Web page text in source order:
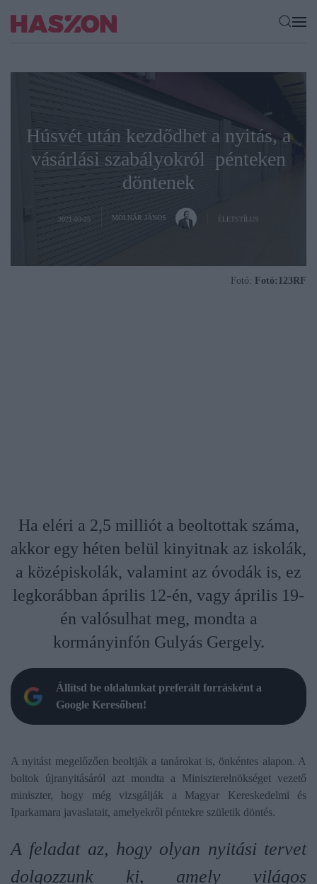
Húsvét után kezdődhet a nyitás, a
vásárlási szabályokról pénteken
döntenek
2021-03-25 MOLNÁR JÁNOS ÉLETSTÍLUS
Fotó: Fotó:123RF
Ha eléri a 2,5 milliót a beoltottak száma,
akkor egy héten belül kinyitnak az iskolák,
a középiskolák, valamint az óvodák is, ez
legkorábban április 12-én, vagy április 19-
én valósulhat meg, mondta a
kormányinfón Gulyás Gergely.
Állítsd be oldalunkat preferált forrásként a
Google Keresőben!
A nyitást megelőzően beoltják a tanárokat is, önkéntes alapon. A
boltok újranyitásáról azt mondta a Miniszterelnökséget vezető
miniszter, hogy még vizsgálják a Magyar Kereskedelmi és
Iparkamara javaslatait, amelyekről péntekre születik döntés.
A feladat az, hogy olyan nyitási tervet
dolgozzunk ki, amely világos